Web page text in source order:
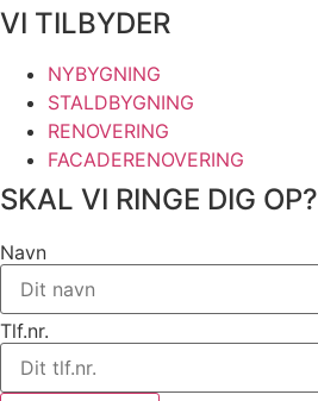
VI TILBYDER
NYBYGNING
STALDBYGNING
RENOVERING
FACADERENOVERING
SKAL VI RINGE DIG OP?
Navn
Tlf.nr.